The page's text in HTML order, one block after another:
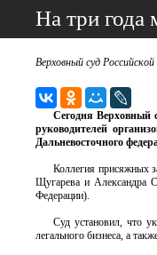
На три года
Верховный суд
Сегодня Верховный
руководителей
Дальневосточного
Коллегия присяжных
Щугарева и Александра
Федерации).
Суд установил, что
легального бизнеса, а